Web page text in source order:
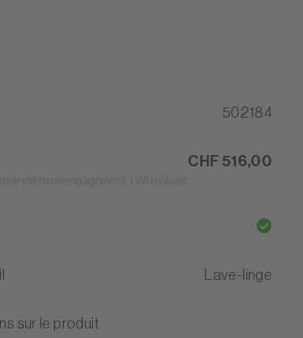
502184
CHF 516,00
Lave-linge
sur le produit